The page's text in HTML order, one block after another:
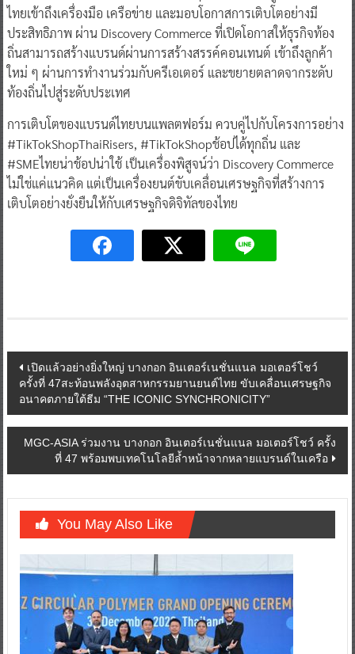
ไทยเข้าถึงเครื่องมือ เครือข่าย และมอบโอกาสการเติบโตอย่างมี
ประสิทธิภาพ ผ่าน Discovery Commerce ที่เปิดโอกาสให้ธุรกิจท้อง
ถิ่นสามารถสร้างแบรนด์ผ่านการสร้างสรรค์คอนเทนต์ เข้าถึงลูกค้า
ใหม่ ๆ ผ่านการทำงานร่วมกับครีเอเตอร์ และขยายตลาดจากระดับ
ท้องถิ่นไปสู่ระดับประเทศ
การเติบโตของแบรนด์ไทยบนแพลตฟอร์ม ควบคู่ไปกับโครงการอย่าง
#TikTokShopThaiRisers, #TikTokShopช้อปได้ทุกถิ่น และ
#SMEไทยน่าช้อปน่าใช้ เป็นเครื่องพิสูจน์ว่า Discovery Commerce
ไม่ใช่แค่แนวคิด แต่เป็นเครื่องยนต์ขับเคลื่อนเศรษฐกิจที่สร้างการ
เติบโตอย่างยั่งยืนให้กับเศรษฐกิจดิจิทัลของไทย
Post
navigation
เปิดแล้วอย่างยิ่งใหญ่ บางกอก อินเตอร์เนชั่นแนล มอเตอร์โชว์
ครั้งที่ 47สะท้อนพลังอุตสาหกรรมยานยนต์ไทย ขับเคลื่อนเศรษฐกิจ
อนาคตภายใต้ธีม “THE ICONIC SYNCHRONICITY”
MGC-ASIA ร่วมงาน บางกอก อินเตอร์เนชั่นแนล มอเตอร์โชว์ ครั้ง
ที่ 47 พร้อมพบเทคโนโลยีล้ำหน้าจากหลายแบรนด์ในเครือ
You May Also Like